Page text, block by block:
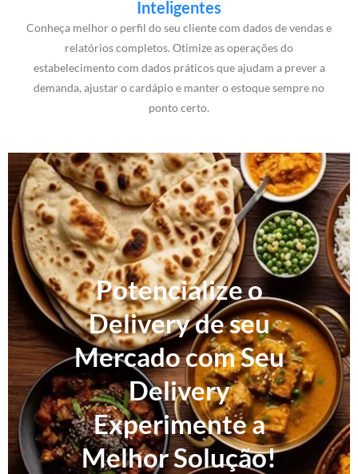
Inteligentes
Conheça melhor o perfil do seu cliente com dados de vendas e
relatórios completos. Otimize as operações do
estabelecimento com dados práticos que ajudam a prever a
demanda, ajustar o cardápio e manter o estoque sempre no
ponto certo.
Potencialize o
Delivery de seu
Mercado com Seu
Delivery
Experimente a
Melhor Solução!